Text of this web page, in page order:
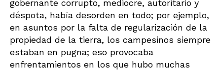
gobernante corrupto, mediocre, autoritario y
déspota, había desorden en todo; por ejemplo,
en asuntos por la falta de regularización de la
propiedad de la tierra, los campesinos siempre
estaban en pugna; eso provocaba
enfrentamientos en los que hubo muchas